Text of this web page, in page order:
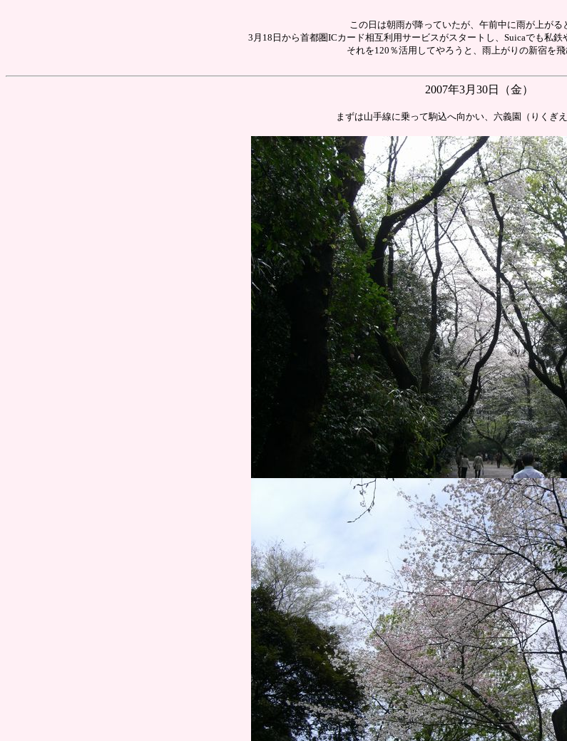
この日は朝雨が降っていたが、午前中に雨が上がる
3月18日から首都圏ICカード相互利用サービスがスタートし、Suicaでも私鉄
それを120％活用してやろうと、雨上がりの新宿を飛
2007年3月30日（金）
まずは山手線に乗って駒込へ向かい、六義園（りくぎえ